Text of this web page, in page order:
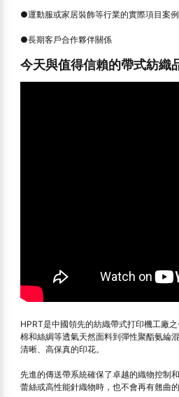
●運動服或家居裝飾等行業的實際項目案例
●長期客戶合作夥伴關係
今天與值得信賴的帶式紡織
HPRT是中國領先的紡織帶式打印機工廠
棉和絲綢等透氣天然面料到彈性聚酯氨綸
清晰、高保真的印花。
先進的傳送帶系統確保了卓越的織物控制
蕾絲或高性能針織物時，也不會再有翹曲